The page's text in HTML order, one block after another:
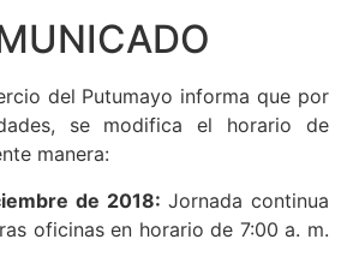
del Putumayo informa que por
se modifica el horario de
manera:
de 2018: Jornada continua
oficinas en horario de 7:00 a. m.